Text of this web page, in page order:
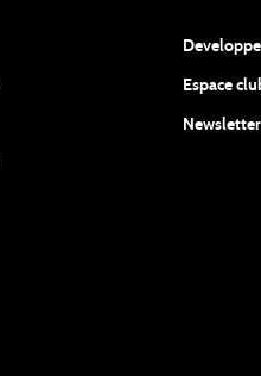
Espace
Newsletter